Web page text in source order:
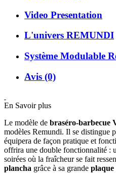
Video Presentation
L'univers REMUNDI
Système Modulable
Avis (0)
En Savoir plus
Le modèle de braséro-barbecue
modèles Remundi. Il se distingue
équipera de façon pratique et
offrira une double fonctionnalité :
soirées où la fraîcheur se fait
plancha grâce à sa grande plaque